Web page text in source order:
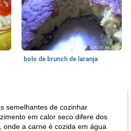
bolo de brunch de laranja
semelhantes de cozinhar
em calor seco difere dos
onde a carne é cozida em água